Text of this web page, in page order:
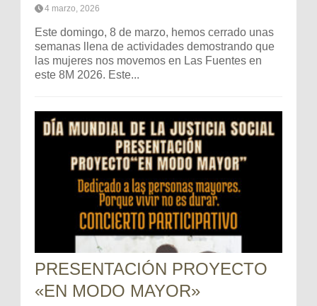
4 marzo, 2026
Este domingo, 8 de marzo, hemos cerrado unas
semanas llena de actividades demostrando que
las mujeres nos movemos en Las Fuentes en
este 8M 2026. Este...
PRESENTACIÓN PROYECTO
«EN MODO MAYOR»